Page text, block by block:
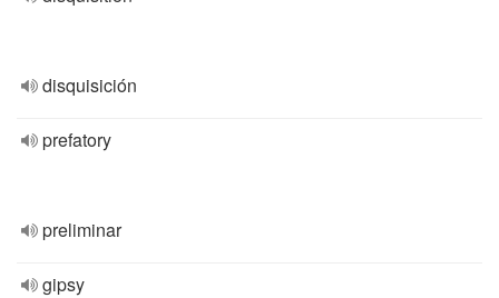
disquisición
prefatory
preliminar
gipsy